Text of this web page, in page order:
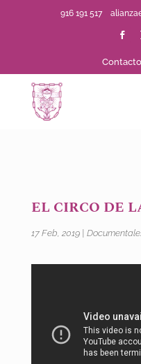
916 191 517
Contacto
EL CIRCO DE
17 Feb, 2019|